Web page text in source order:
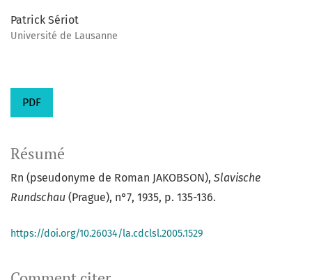
Patrick Sériot
Université de Lausanne
PDF
Résumé
Rn (pseudonyme de Roman JAKOBSON), Slavische
Rundschau (Prague), n°7, 1935, p. 135-136.
https://doi.org/10.26034/la.cdclsl.2005.1529